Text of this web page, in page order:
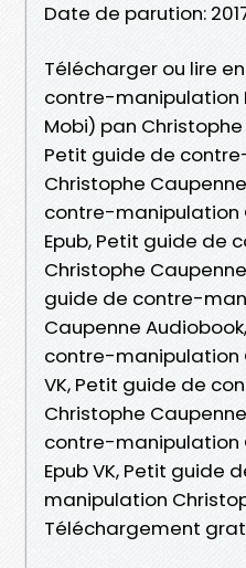
Date de parution:
Télécharger ou lire
contre-manipulation
Mobi) pan
Petit guide de
Christophe
contre-manipulation
Epub, Petit guide de
Christophe
guide de contre-
Caupenne
contre-manipulation
VK, Petit guide de
Christophe
contre-manipulation
Epub VK, Petit guide
manipulation
Téléchargement